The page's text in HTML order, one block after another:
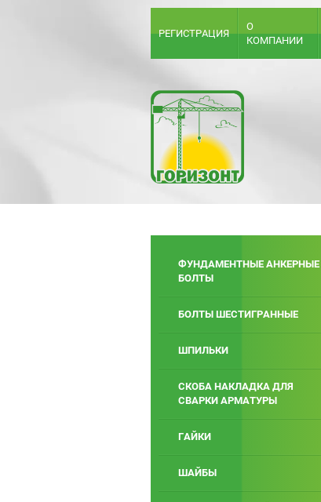
РЕГИСТРАЦИЯ
О
КОМПАНИИ
ФУНДАМЕНТНЫЕ АНКЕРНЫЕ
БОЛТЫ
БОЛТЫ ШЕСТИГРАННЫЕ
ШПИЛЬКИ
СКОБА НАКЛАДКА ДЛЯ
СВАРКИ АРМАТУРЫ
ГАЙКИ
ШАЙБЫ